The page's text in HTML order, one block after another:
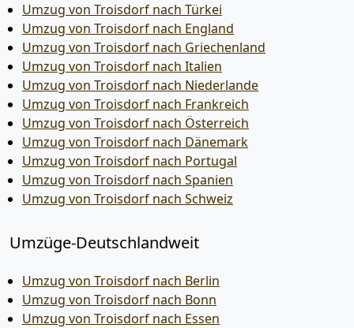
Umzug von Troisdorf nach Türkei
Umzug von Troisdorf nach England
Umzug von Troisdorf nach Griechenland
Umzug von Troisdorf nach Italien
Umzug von Troisdorf nach Niederlande
Umzug von Troisdorf nach Frankreich
Umzug von Troisdorf nach Österreich
Umzug von Troisdorf nach Dänemark
Umzug von Troisdorf nach Portugal
Umzug von Troisdorf nach Spanien
Umzug von Troisdorf nach Schweiz
Umzüge-Deutschlandweit
Umzug von Troisdorf nach Berlin
Umzug von Troisdorf nach Bonn
Umzug von Troisdorf nach Essen